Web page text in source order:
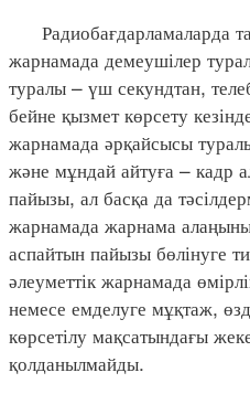
Радиобағдарламаларда
жарнамада демеушілер
туралы – үш секундтан,
бейне қызмет көрсету
жарнамада әрқайсысы
және мұндай айтуға – кадр
пайызы, ал басқа да
жарнамада жарнама
аспайтын пайызы бөлінуге
әлеуметтік жарнамада
немесе емделуге мұқтаж,
көрсетілу мақсатындағы
қолданылмайды.